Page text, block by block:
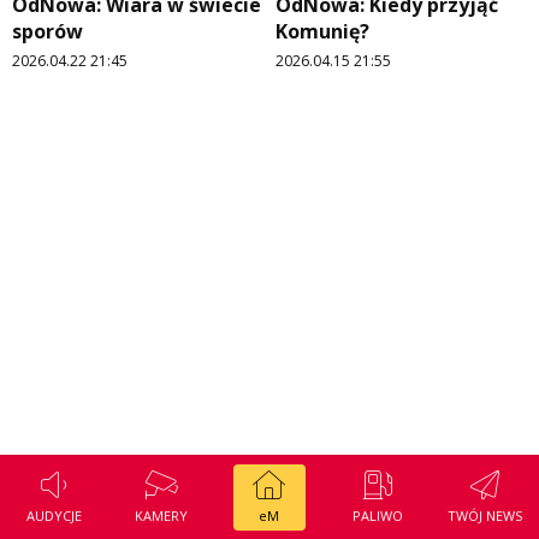
Tak wierzę
Weekend z blondynką
Regulamin konkursu Zwierzak naszej klasy
Polityka prywatności
AUDYCJE KAMERY eM PALIWO TWÓJ NEWS
OdNowa: Wiara w świecie
sporów
2026.04.22 21:45
OdNowa: Kiedy przyjąć
Komunię?
2026.04.15 21:55